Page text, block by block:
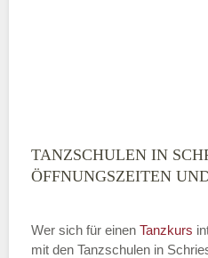
TANZSCHULEN IN
ÖFFNUNGSZEITEN
Wer sich für einen Tanzkurs
mit den Tanzschulen in